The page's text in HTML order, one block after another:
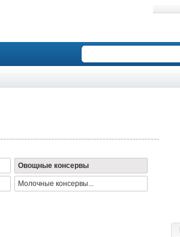
Овощные консервы
Молочные консервы...